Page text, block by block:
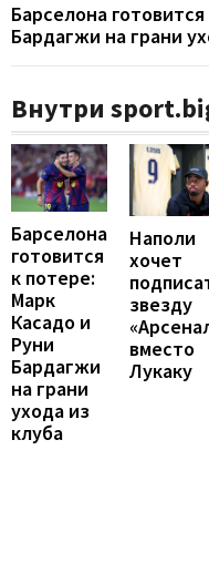
Барселона
Бардагжи на грани
Внутри
Барселона
готовится
к потере:
Марк
Касадо и
Руни
Бардагжи
на грани
ухода из
клуба
Наполи
хочет
звезду
вместо
Лукаку